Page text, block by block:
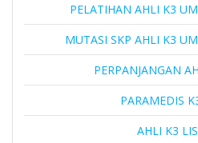
PELATIHAN AHLI K3
MUTASI SKP AHLI K3
PERPANJANGAN
PARAMEDIS
AHLI K3